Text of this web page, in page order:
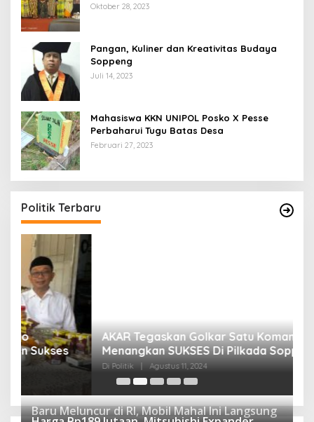
Oktober 28, 2023
Pangan, Kuliner dan Kreativitas Budaya
Soppeng
Juli 14, 2023
Mahasiswa KKN UNIPOL Posko X Pesse
Perbaharui Tugu Batas Desa
Februari 27, 2023
Politik Terbaru
AKAR Tegaskan Golkar Satu Komando
Menangkan SUKSES Di Pilkada Soppeng 2024.
Di Politik | Agustus 11, 2024
Baru Meluncur di RI, Mobil Mahal Ini Langsung